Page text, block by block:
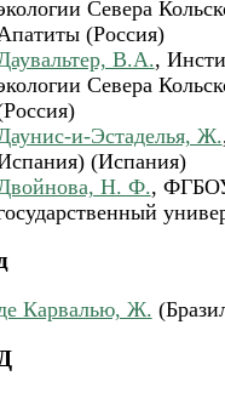
Севера
(Россия)
Даувальтер, В.А.,
Севера
Даунис-и-Эстаделья, Ж.
(Испания)
Двойнова, Н. Ф.,
Карвалью, Ж.
Д